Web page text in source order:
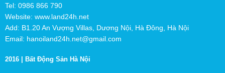
Tel: 0986 866 790
Website: www.land24h.net
Add: B1.20 An Vượng Villas, Dương Nội, Hà Đông, Hà Nội
Email: hanoiland24h.net@gmail.com
2016 | Bất Động Sản Hà Nội